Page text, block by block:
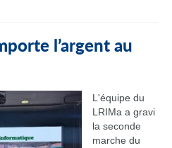
l’argent au
L'équipe du
LRIMa a gravi
la seconde
marche du